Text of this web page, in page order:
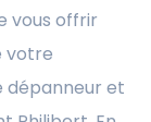
vous offrir
votre
dépanneur et